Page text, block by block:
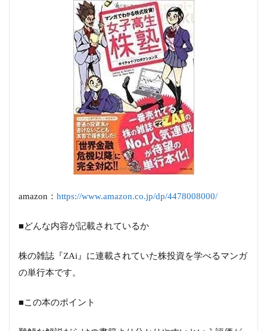
amazon： https://www.amazon.co.jp/dp/4478008000/
■どんな内容が記載されているか
株の雑誌『ZAi』に連載されていた株投資を学べるマンガ
の単行本です。
■この本のポイント